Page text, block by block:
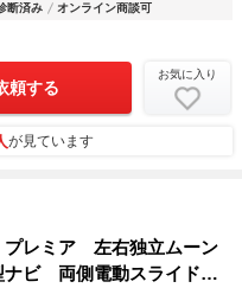
断済み オンライン商談可
頼する
お気に入り
が見ています
レミア 左右独立ムーン
ナビ 両側電動スライド